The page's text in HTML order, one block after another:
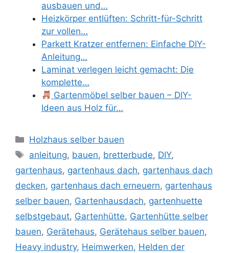
ausbauen und…
Heizkörper entlüften: Schritt-für-Schritt
zur vollen…
Parkett Kratzer entfernen: Einfache DIY-
Anleitung…
Laminat verlegen leicht gemacht: Die
komplette…
Gartenmöbel selber bauen – DIY-
Ideen aus Holz für…
Kategorien
Holzhaus selber bauen
Schlagwörter
anleitung, bauen, bretterbude, DIY,
gartenhaus, gartenhaus dach, gartenhaus dach
decken, gartenhaus dach erneuern, gartenhaus
selber bauen, Gartenhausdach, gartenhuette
selbstgebaut, Gartenhütte, Gartenhütte selber
bauen, Gerätehaus, Gerätehaus selber bauen,
Heavy industry, Heimwerken, Helden der